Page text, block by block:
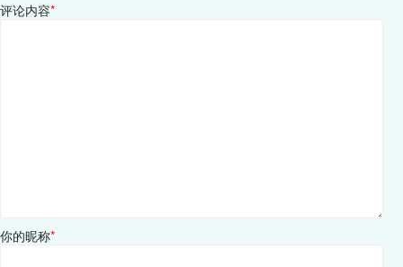
评论内容*
你的昵称*